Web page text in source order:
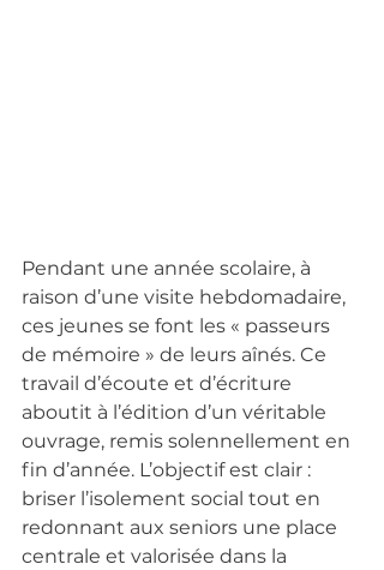
Pendant une année scolaire, à
raison d’une visite hebdomadaire,
ces jeunes se font les « passeurs
de mémoire » de leurs aînés. Ce
travail d’écoute et d’écriture
aboutit à l’édition d’un véritable
ouvrage, remis solennellement en
fin d’année. L’objectif est clair :
briser l’isolement social tout en
redonnant aux seniors une place
centrale et valorisée dans la